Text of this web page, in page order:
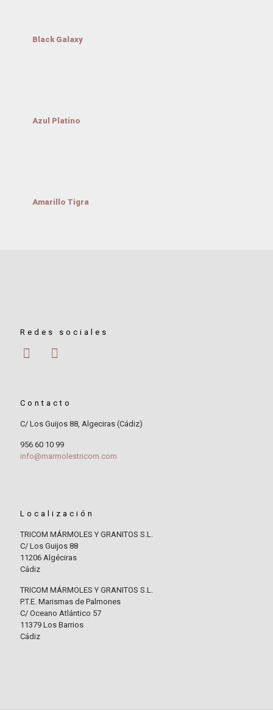
Black Galaxy
Azul Platino
Amarillo Tigra
Redes sociales
Contacto
C/ Los Guijos 88, Algeciras (Cádiz)
956 60 10 99
info@marmolestricom.com
Localización
TRICOM MÁRMOLES Y GRANITOS S.L.
C/ Los Guijos 88
11206 Algéciras
Cádiz
TRICOM MÁRMOLES Y GRANITOS S.L.
P.T.E. Marismas de Palmones
C/ Oceano Atlántico 57
11379 Los Barrios
Cádiz